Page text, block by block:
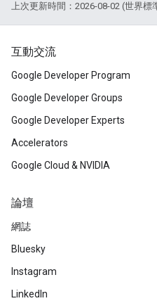
上次更新時間：2026-08-02 (世界標
互動交流
Google Developer Program
Google Developer Groups
Google Developer Experts
Accelerators
Google Cloud & NVIDIA
論壇
網誌
Bluesky
Instagram
LinkedIn